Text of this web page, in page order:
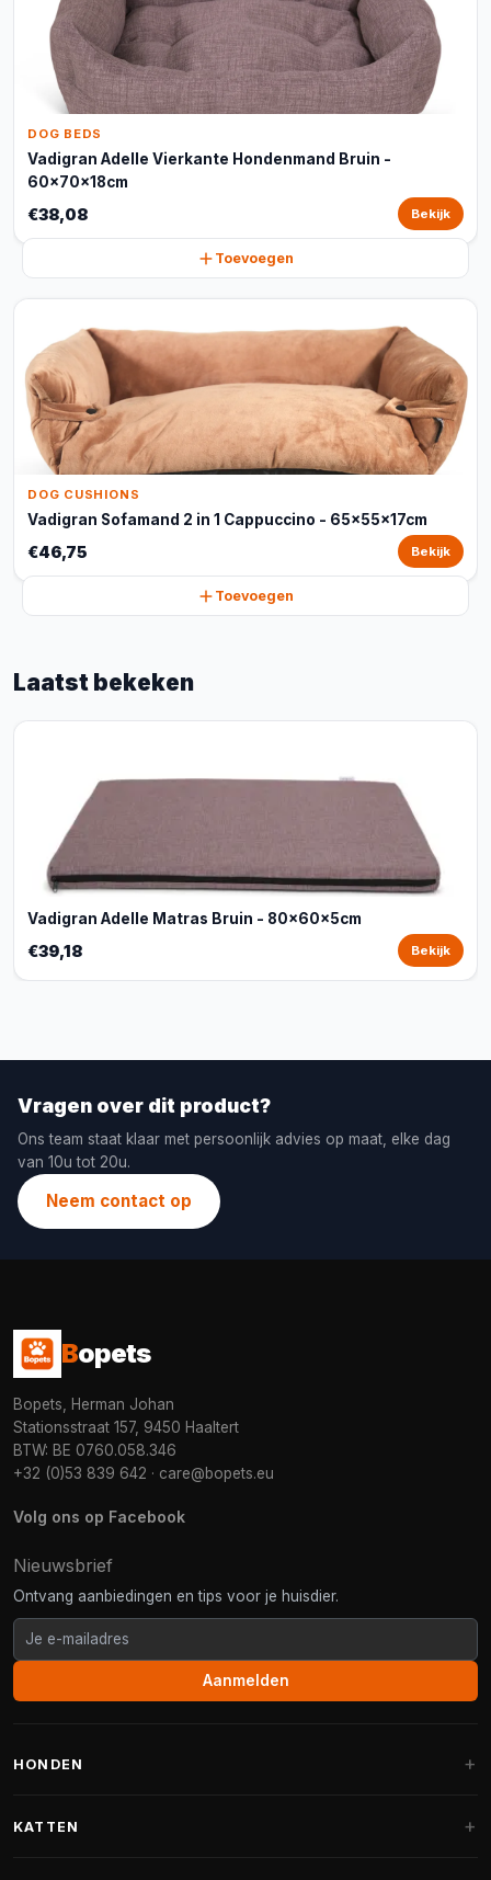
DOG BEDS
Vadigran Adelle Vierkante Hondenmand Bruin -
60x70x18cm
€38,08 Bekijk
Toevoegen
DOG CUSHIONS
Vadigran Sofamand 2 in 1 Cappuccino - 65x55x17cm
€46,75 Bekijk
Toevoegen
Laatst bekeken
Vadigran Adelle Matras Bruin - 80x60x5cm
€39,18 Bekijk
Vragen over dit product?
Ons team staat klaar met persoonlijk advies op maat, elke dag
van 10u tot 20u.
Neem contact op
Bopets
Bopets, Herman Johan
Stationsstraat 157, 9450 Haaltert
BTW: BE 0760.058.346
+32 (0)53 839 642 · care@bopets.eu
Volg ons op Facebook
Nieuwsbrief
Ontvang aanbiedingen en tips voor je huisdier.
Aanmelden
HONDEN
KATTEN